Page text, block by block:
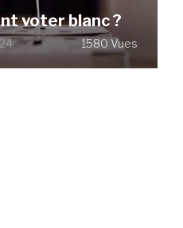
voter blanc ?
1580 Vues